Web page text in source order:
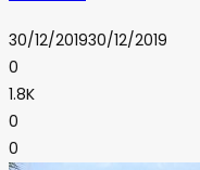
30/12/201930/12/2019
0
1.8K
0
0